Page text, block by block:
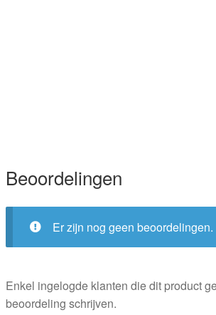
Beoordelingen
Er zijn nog geen beoordelingen.
Enkel ingelogde klanten die dit product
beoordeling schrijven.